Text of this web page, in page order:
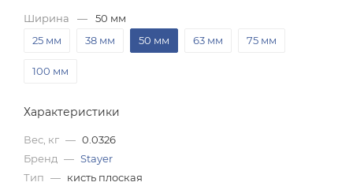
Ширина —
50 мм
25 мм
38 мм 50 мм 63 мм 75 мм
100 мм
Характеристики
Вес, кг — 0.0326
Бренд — Stayer
Тип — кисть плоская